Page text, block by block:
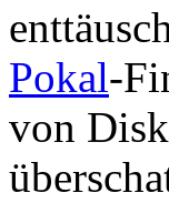
Pokal-
von